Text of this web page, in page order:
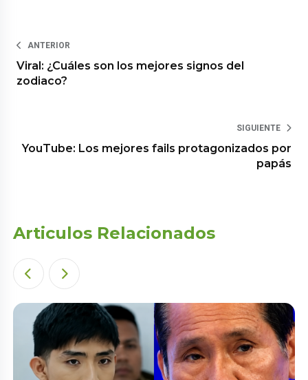
ANTERIOR
Viral: ¿Cuáles son los mejores signos del
zodiaco?
SIGUIENTE
YouTube: Los mejores fails protagonizados por
papás
Articulos Relacionados